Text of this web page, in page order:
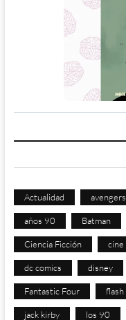
Actualidad avengers
años 90 Batman
Ciencia Ficción cine
dc comics disney
Fantastic Four flash
jack kirby los 90